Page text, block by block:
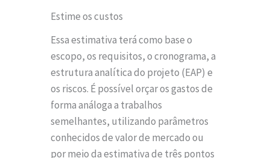
Estime os custos
Essa estimativa terá como base o
escopo, os requisitos, o cronograma, a
estrutura analítica do projeto (EAP) e
os riscos. É possível orçar os gastos de
forma análoga a trabalhos
semelhantes, utilizando parâmetros
conhecidos de valor de mercado ou
por meio da estimativa de três pontos